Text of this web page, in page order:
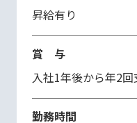
昇給有り
賞 与
入社1年後から年2回
勤務時間